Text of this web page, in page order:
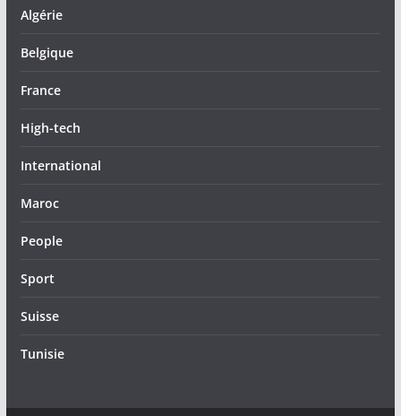
Algérie
Belgique
France
High-tech
International
Maroc
People
Sport
Suisse
Tunisie